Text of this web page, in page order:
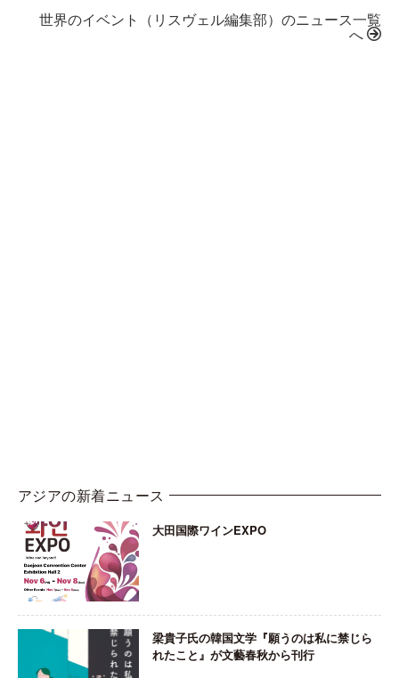
世界のイベント（リスヴェル編集部）のニュース一覧
へ
アジアの新着ニュース
大田国際ワインEXPO
梁貴子氏の韓国文学『願うのは私に禁じら
れたこと』が文藝春秋から刊行